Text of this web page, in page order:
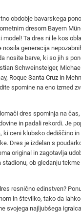
obdobje bavarskega
dresom Bayern
Ta dres ni le kos
nosila generacija
nosite barve, ki so jih s
Schweinsteiger,
Roque Santa Cruz in
spomine na eno izmed
dres spominja na
in padali rekordi. Je
ki ceni klubsko dediščino in
Dres je izdelan s
original in zagotavlja
stadionu, ob gledanju
resnično edinstven?
in številko, tako da
svojega najljubšega